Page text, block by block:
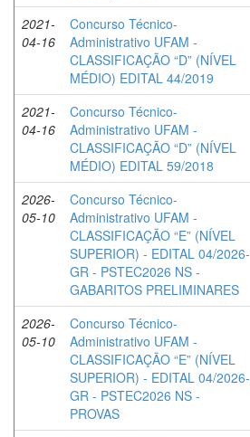
2021-
04-16
Concurso Técnico-
Administrativo UFAM -
CLASSIFICAÇÃO “D” (NÍVEL
MÉDIO) EDITAL 44/2019
2021-
04-16
Concurso Técnico-
Administrativo UFAM -
CLASSIFICAÇÃO “D” (NÍVEL
MÉDIO) EDITAL 59/2018
2026-
05-10
Concurso Técnico-
Administrativo UFAM -
CLASSIFICAÇÃO “E” (NÍVEL
SUPERIOR) - EDITAL 04/2026-
GR - PSTEC2026 NS -
GABARITOS PRELIMINARES
2026-
05-10
Concurso Técnico-
Administrativo UFAM -
CLASSIFICAÇÃO “E” (NÍVEL
SUPERIOR) - EDITAL 04/2026-
GR - PSTEC2026 NS -
PROVAS